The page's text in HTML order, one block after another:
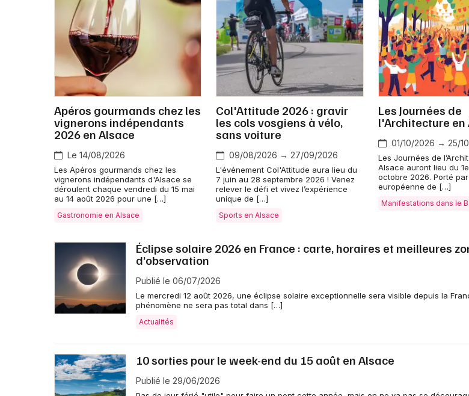
Newsletter des sorties
Artistes en tournée
Actus à Strasbourg
Magazine à Strasbourg
Actus tourisme & loisirs
Apéros gourmands chez les
vignerons indépendants
2026 en Alsace
Le 14/08/2026
Les Apéros gourmands chez les
vignerons indépendants d'Alsace se
déroulent chaque vendredi du 15 mai
au 14 août 2026 pour une […]
Gastronomie en Alsace
Col'Attitude 2026 : gravir
les cols vosgiens à vélo,
sans voiture
09/08/2026 → 27/09/2026
L'événement Col'Attitude aura lieu du
7 juin au 28 septembre 2026 ! Venez
relever le défi et vivez l’expérience
unique de […]
Sports en Alsace
Les Journées de
l'Architecture en
01/10/2026 → 25/
Les Journées de
Alsace auront lieu du
octobre 2026. Porté
européenne de […]
Manifestations dans le
Éclipse solaire 2026 en France : carte, horaires et meilleures
d’observation
Publié le 06/07/2026
Le mercredi 12 août 2026, une éclipse solaire exceptionnelle sera visible depuis la
phénomène ne sera pas total dans […]
Actualités
10 sorties pour le week-end du 15 août en Alsace
Publié le 29/06/2026